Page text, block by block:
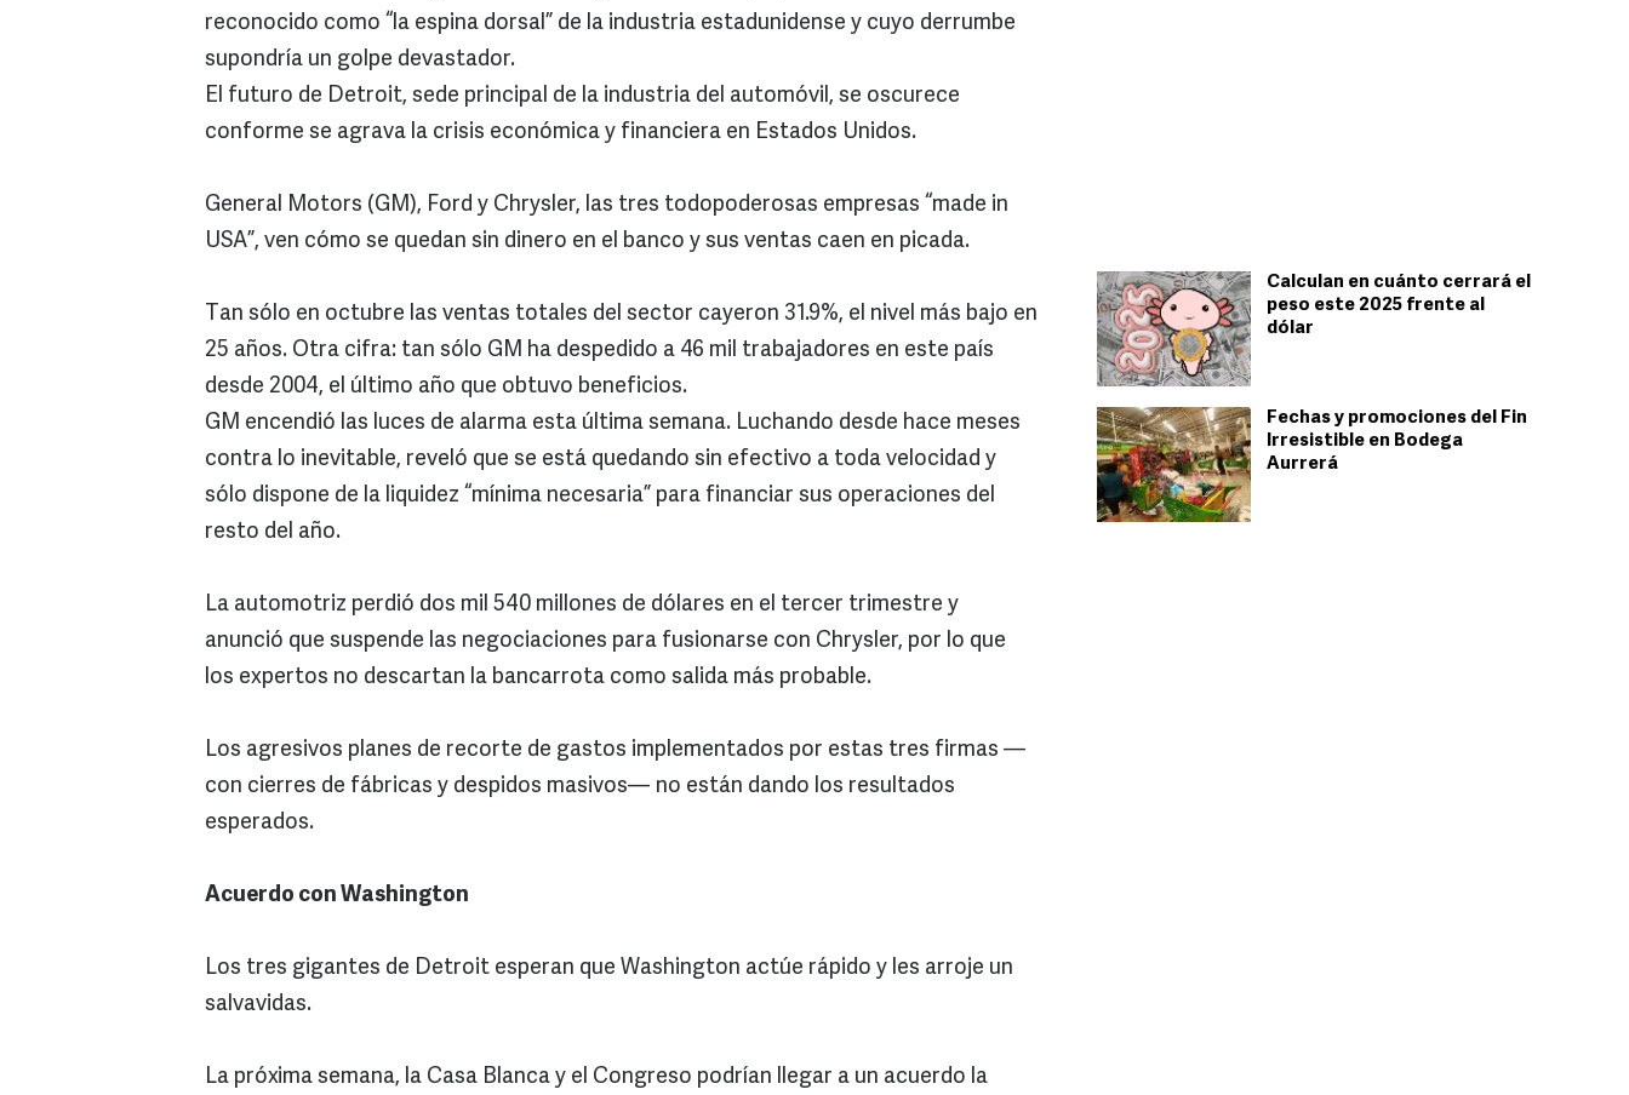
Calculan en cuánto cerrará el
peso este 2025 frente al
dólar
Fechas y promociones del Fin
Irresistible en Bodega
Aurrerá
reconocido como “la espina dorsal” de la industria estadunidense y cuyo derrumbe
supondría un golpe devastador.
El futuro de Detroit, sede principal de la industria del automóvil, se oscurece
conforme se agrava la crisis económica y financiera en Estados Unidos.
General Motors (GM), Ford y Chrysler, las tres todopoderosas empresas “made in
USA”, ven cómo se quedan sin dinero en el banco y sus ventas caen en picada.
Tan sólo en octubre las ventas totales del sector cayeron 31.9%, el nivel más bajo en
25 años. Otra cifra: tan sólo GM ha despedido a 46 mil trabajadores en este país
desde 2004, el último año que obtuvo beneficios.
GM encendió las luces de alarma esta última semana. Luchando desde hace meses
contra lo inevitable, reveló que se está quedando sin efectivo a toda velocidad y
sólo dispone de la liquidez “mínima necesaria” para financiar sus operaciones del
resto del año.
La automotriz perdió dos mil 540 millones de dólares en el tercer trimestre y
anunció que suspende las negociaciones para fusionarse con Chrysler, por lo que
los expertos no descartan la bancarrota como salida más probable.
Los agresivos planes de recorte de gastos implementados por estas tres firmas —
con cierres de fábricas y despidos masivos— no están dando los resultados
esperados.
Acuerdo con Washington
Los tres gigantes de Detroit esperan que Washington actúe rápido y les arroje un
salvavidas.
La próxima semana, la Casa Blanca y el Congreso podrían llegar a un acuerdo la